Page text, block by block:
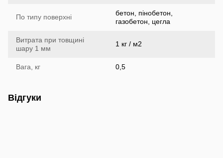
По типу поверхні
бетон, пінобетон,
газобетон, цегла
Витрата при товщині
шару 1 мм
1 кг / м2
Вага, кг 0,5
Відгуки